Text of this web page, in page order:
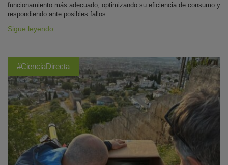
funcionamiento más adecuado, optimizando su eficiencia de consumo y
respondiendo ante posibles fallos.
Sigue leyendo
#CienciaDirecta